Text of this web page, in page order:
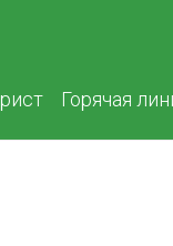
Горячая